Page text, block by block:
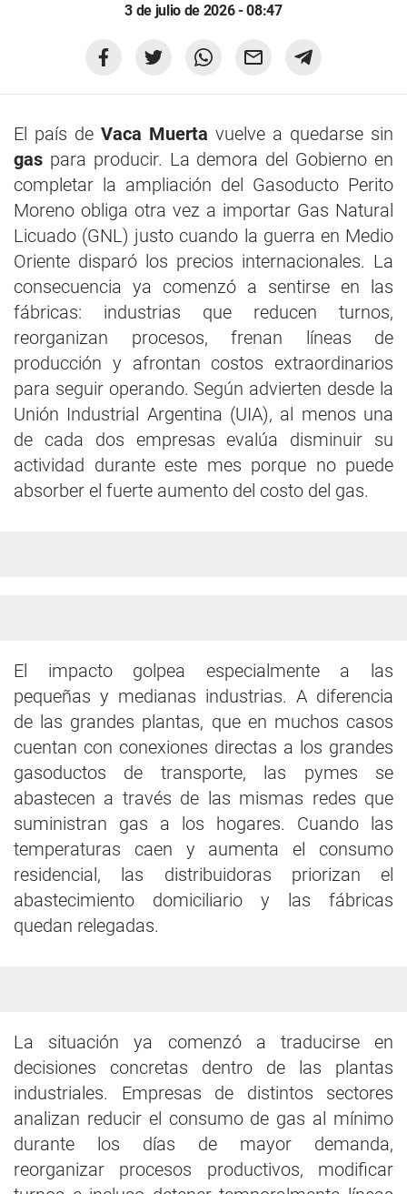
3 de julio de 2026 - 08:47
El país de Vaca Muerta vuelve a quedarse sin
gas para producir. La demora del Gobierno en
completar la ampliación del Gasoducto Perito
Moreno obliga otra vez a importar Gas Natural
Licuado (GNL) justo cuando la guerra en Medio
Oriente disparó los precios internacionales. La
consecuencia ya comenzó a sentirse en las
fábricas: industrias que reducen turnos,
reorganizan procesos, frenan líneas de
producción y afrontan costos extraordinarios
para seguir operando. Según advierten desde la
Unión Industrial Argentina (UIA), al menos una
de cada dos empresas evalúa disminuir su
actividad durante este mes porque no puede
absorber el fuerte aumento del costo del gas.
El impacto golpea especialmente a las
pequeñas y medianas industrias. A diferencia
de las grandes plantas, que en muchos casos
cuentan con conexiones directas a los grandes
gasoductos de transporte, las pymes se
abastecen a través de las mismas redes que
suministran gas a los hogares. Cuando las
temperaturas caen y aumenta el consumo
residencial, las distribuidoras priorizan el
abastecimiento domiciliario y las fábricas
quedan relegadas.
La situación ya comenzó a traducirse en
decisiones concretas dentro de las plantas
industriales. Empresas de distintos sectores
analizan reducir el consumo de gas al mínimo
durante los días de mayor demanda,
reorganizar procesos productivos, modificar